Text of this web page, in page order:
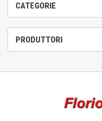
CATEGORIE
PRODUTTORI